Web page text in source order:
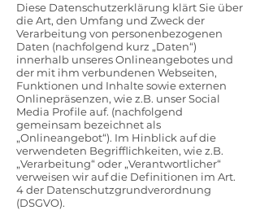
Diese Datenschutzerklärung klärt Sie über
die Art, den Umfang und Zweck der
Verarbeitung von personenbezogenen
Daten (nachfolgend kurz „Daten“)
innerhalb unseres Onlineangebotes und
der mit ihm verbundenen Webseiten,
Funktionen und Inhalte sowie externen
Onlinepräsenzen, wie z.B. unser Social
Media Profile auf. (nachfolgend
gemeinsam bezeichnet als
„Onlineangebot“). Im Hinblick auf die
verwendeten Begrifflichkeiten, wie z.B.
„Verarbeitung“ oder „Verantwortlicher“
verweisen wir auf die Definitionen im Art.
4 der Datenschutzgrundverordnung
(DSGVO).